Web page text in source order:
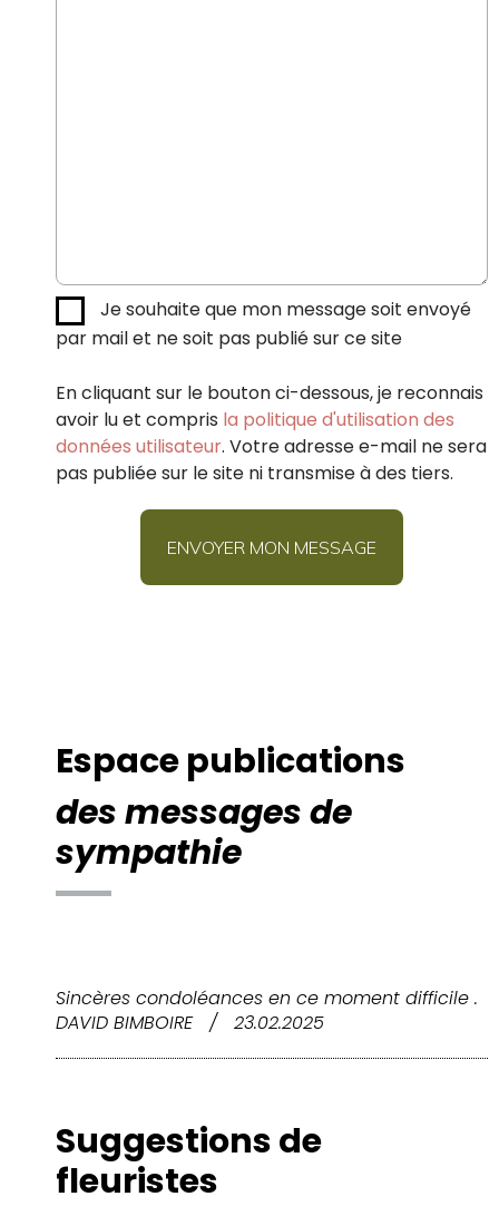
Je souhaite que mon message soit envoyé
par mail et ne soit pas publié sur ce site
En cliquant sur le bouton ci-dessous, je reconnais
avoir lu et compris la politique d'utilisation des
données utilisateur. Votre adresse e-mail ne sera
pas publiée sur le site ni transmise à des tiers.
Espace publications
des messages de
sympathie
Sincères condoléances en ce moment difficile .
DAVID BIMBOIRE
/ 23.02.2025
Suggestions de
fleuristes